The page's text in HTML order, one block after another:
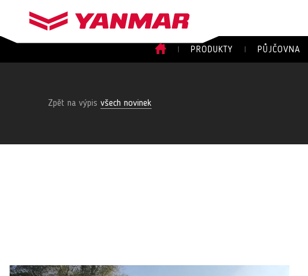
PRODUKTY PŮJČOVNA
Zpět na výpis všech novinek